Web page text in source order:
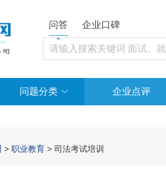
问答 企业口碑
问题分类 企业点评
> 职业教育 > 司法考试培训